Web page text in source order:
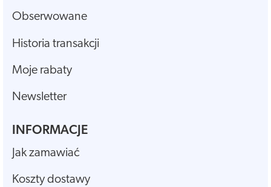
Obserwowane
Historia transakcji
Moje rabaty
Newsletter
INFORMACJE
Jak zamawiać
Koszty dostawy